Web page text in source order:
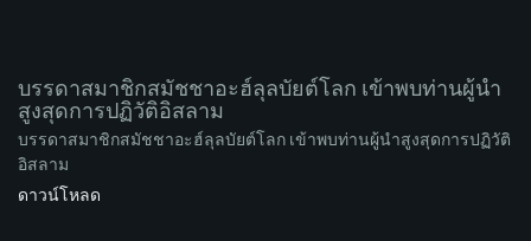
บรรดาสมาชิกสมัชชาอะฮ์ลุลบัยต์โลก เข้าพบท่านผู้นำ
สูงสุดการปฏิวัติอิสลาม
บรรดาสมาชิกสมัชชาอะฮ์ลุลบัยต์โลก เข้าพบท่านผู้นำสูงสุดการปฏิวัติ
อิสลาม
ดาวน์โหลด